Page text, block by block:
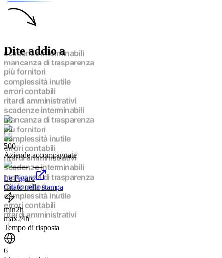
Dite addio a
scadenze interminabili
mancanza di trasparenza
più fornitori
complessità inutile
errori contabili
ritardi amministrativi
scadenze interminabili
mancanza di trasparenza
più fornitori
complessità inutile
errori contabili
ritardi amministrativi
scadenze interminabili
mancanza di trasparenza
più fornitori
complessità inutile
errori contabili
ritardi amministrativi
scadenze interminabili
mancanza di trasparenza
più fornitori
complessità inutile
500+
Aziende accompagnate
Le Figaro
Citato nella stampa
min2h
max24h
Tempo di risposta
6